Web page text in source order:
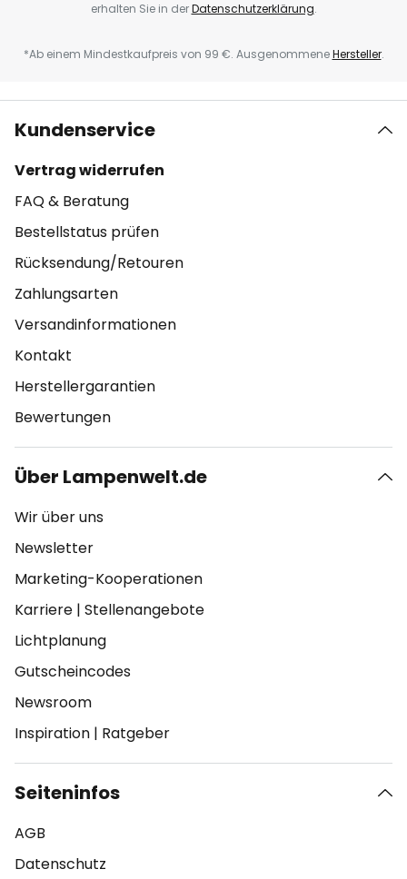
erhalten Sie in derDatenschutzerklärung.
*Ab einem Mindestkaufpreis von 99 €. AusgenommeneHersteller.
Kundenservice
Vertrag widerrufen
FAQ & Beratung
Bestellstatus prüfen
Rücksendung/Retouren
Zahlungsarten
Versandinformationen
Kontakt
Herstellergarantien
Bewertungen
Über Lampenwelt.de
Wir über uns
Newsletter
Marketing-Kooperationen
Karriere | Stellenangebote
Lichtplanung
Gutscheincodes
Newsroom
Inspiration | Ratgeber
Seiteninfos
AGB
Datenschutz